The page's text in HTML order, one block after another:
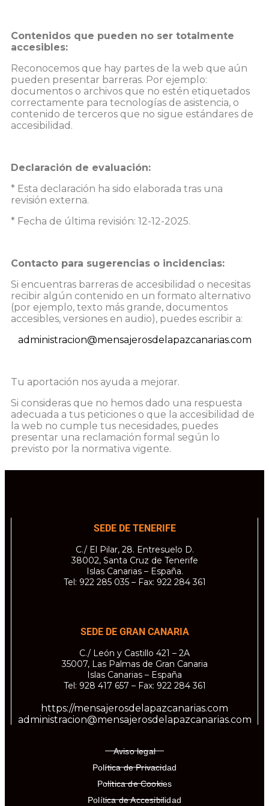
Contenidos que pueden no ser totalmente
accesibles:
Reconocemos que hay partes de la web que aún
pueden presentar barreras. Por ejemplo:
documentos o archivos que no estén etiquetados
correctamente para tecnologías de asistencia, o
contenido de terceros que no sigue estándares de
accesibilidad.
Declaración de evaluación:
* Esta declaración ha sido elaborada tras una
revisión externa.
* Fecha de última revisión: 12-12-2025.
Contacto para sugerencias o incidencias:
Si encuentras barreras de accesibilidad o necesitas
recibir algún contenido en un formato alternativo
(por ejemplo, texto más grande, documentos
accesibles, versiones en audio), puedes escribir a:
administracion@mensajerosdelapazcanarias.com
Tu aportación nos ayuda a mejorar.
Si consideras que no hemos dado una respuesta
adecuada a tus peticiones o que la accesibilidad de
la web no cumple tus necesidades, puedes
presentar una reclamación formal según lo
previsto por la normativa vigente.
SEDE DE TENERIFE
C./ El Pilar, 28. Entresuelo D.
38002, Santa Cruz de Tenerife
Islas Canarias – España.
Tel: 922 285 035 – Fax: 922 284 361
SEDE DE GRAN CANARIA
C./ León y Castillo 421 – 2A
35007, Las Palmas de Gran Canaria
Islas Canarias – España
Tel: 928 417 657 – Fax: 922 284 361
https://mensajerosdelapazcanarias.com
administracion@mensajerosdelapazcanarias.com
Aviso legal
Política de Privacidad
Política de Cookies
Política de Accesibilidad